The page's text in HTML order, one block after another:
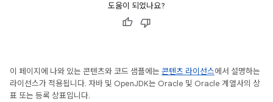
도움이 되었나요?
이 페이지에 나와 있는 콘텐츠와 코드 샘플에는 콘텐츠 라이선스에서 설명하는
라이선스가 적용됩니다. 자바 및 OpenJDK는 Oracle 및 Oracle 계열사의 상
표 또는 등록 상표입니다.